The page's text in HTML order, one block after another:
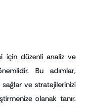
için düzenli analiz ve
Bu adımlar,
ve stratejilerinizi
olanak tanır.